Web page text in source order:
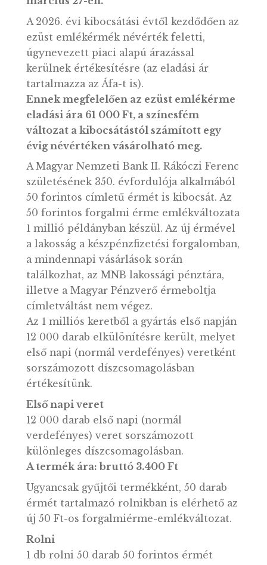
6000 Ft névértékű színesfém
emlékérmét, valamint 50 Ft-os forgalmi
érme emlékváltozatot bocsát ki
március 27-én.
A 2026. évi kibocsátási évtől kezdődően
ezüst emlékérmék névérték feletti,
úgynevezett piaci alapú árazással
kerülnek értékesítésre (az eladási ár
tartalmazza az Áfa-t is).
Ennek megfelelően az ezüst emlékérme
eladási ára 61 000 Ft, a színesfém
változat a kibocsátástól számított egy
évig névértéken vásárolható meg.
A Magyar Nemzeti Bank II. Rákóczi
születésének 350. évfordulója alkalmából
50 forintos címletű érmét is kibocsát. Az
50 forintos forgalmi érme
1 millió példányban készül. Az új érmével
a lakosság a készpénzfizetési
a mindennapi vásárlások során
találkozhat, az MNB lakossági pénztára,
illetve a Magyar Pénzverő érmeboltja
címletváltást nem végez.
Az 1 milliós keretből a gyártás első
12 000 darab elkülönítésre került, melyet
első napi (normál verdefényes)
értékesítünk.
Első napi veret
12 000 darab első napi (normál
verdefényes) veret sorszámozott